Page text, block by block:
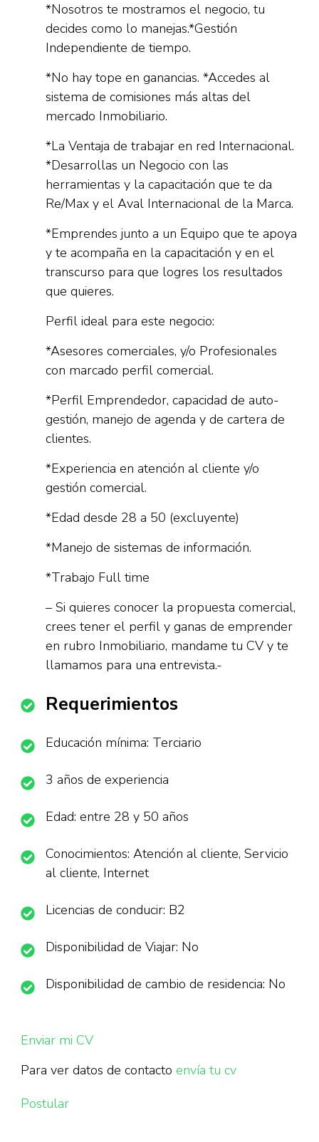
*Nosotros te mostramos el negocio, tu
decides como lo manejas.*Gestión
Independiente de tiempo.
*No hay tope en ganancias. *Accedes al
sistema de comisiones más altas del
mercado Inmobiliario.
*La Ventaja de trabajar en red Internacional.
*Desarrollas un Negocio con las
herramientas y la capacitación que te da
Re/Max y el Aval Internacional de la Marca.
*Emprendes junto a un Equipo que te apoya
y te acompaña en la capacitación y en el
transcurso para que logres los resultados
que quieres.
Perfil ideal para este negocio:
*Asesores comerciales, y/o Profesionales
con marcado perfil comercial.
*Perfil Emprendedor, capacidad de auto-
gestión, manejo de agenda y de cartera de
clientes.
*Experiencia en atención al cliente y/o
gestión comercial.
*Edad desde 28 a 50 (excluyente)
*Manejo de sistemas de información.
*Trabajo Full time
– Si quieres conocer la propuesta comercial,
crees tener el perfil y ganas de emprender
en rubro Inmobiliario, mandame tu CV y te
llamamos para una entrevista.-
Requerimientos
Educación mínima: Terciario
3 años de experiencia
Edad: entre 28 y 50 años
Conocimientos: Atención al cliente, Servicio
al cliente, Internet
Licencias de conducir: B2
Disponibilidad de Viajar: No
Disponibilidad de cambio de residencia: No
Enviar mi CV
Para ver datos de contacto envía tu cv
Postular